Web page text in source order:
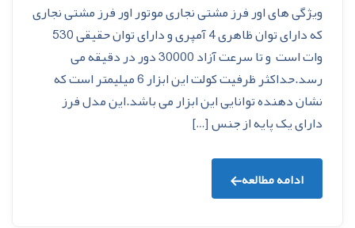
ویژگی های اور فرز مشتی نجاری موتور اور فرز مشتی نجاری
که دارای توان ظاهری 4 آمپری و دارای توان حقیقی 530
وات است و تا سرعت آزاد 30000 دور در دقیقه می
رسد.حداکثر ظرفیت کولت این ابزار 6 میلیمتر است که
نشان دهنده توانایی این ابزار می باشد.این مدل فرز
دارای یک پایه از جنس […]
ادامه مطالعه